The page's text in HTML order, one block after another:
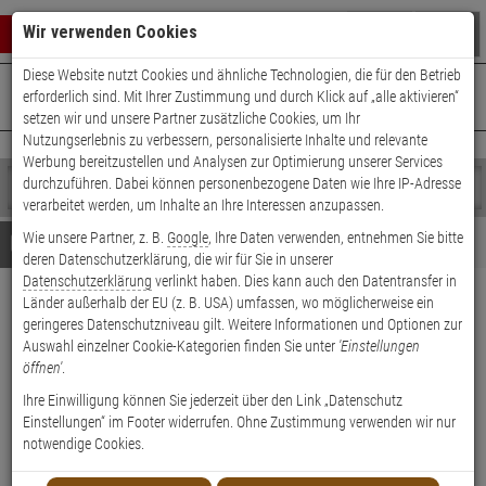
Warenkorb schließen
0 ARTIKEL IM WARENKORB
Ihr Warenkorb ist momentan leer.
Ergebnisse ()
Shop
durchsuchen
Bitte
geben
Sie
mindestens
Zeichen
ein,
um
Suche
Es
wurde
noch
Kategorien
Suche
gestartet
+49 (0)821 899 493-0Mo. - Do.: 8:00 - 16:30 | Fr.: 8:00 - 14:00 Uhr
Kontaktservice nutzen
Details Beratung
CES UDM Nachzylinder nach
Sicherungskarte
Wir verwenden Cookies
Diese Website nutzt Cookies und ähnliche Technologien, die für den Betrieb
erforderlich sind. Mit Ihrer Zustimmung und durch Klick auf „alle aktivieren“
setzen wir und unsere Partner zusätzliche Cookies, um Ihr
Nutzungserlebnis zu verbessern, personalisierte Inhalte und relevante
Werbung bereitzustellen und Analysen zur Optimierung unserer Services
durchzuführen. Dabei können personenbezogene Daten wie Ihre IP-Adresse
verarbeitet werden, um Inhalte an Ihre Interessen anzupassen.
Wie unsere Partner, z. B. Google, Ihre Daten verwenden, entnehmen Sie bitte
deren Datenschutzerklärung, die wir für Sie in unserer
Datenschutzerklärung verlinkt haben. Dies kann auch den Datentransfer in
Länder außerhalb der EU (z. B. USA) umfassen, wo möglicherweise ein
geringeres Datenschutzniveau gilt. Weitere Informationen und Optionen zur
Auswahl einzelner Cookie-Kategorien finden Sie unter 'Einstellungen
öffnen'.
Ihre Einwilligung können Sie jederzeit über den Link „Datenschutz
Einstellungen“ im Footer widerrufen. Ohne Zustimmung verwenden wir nur
notwendige Cookies.